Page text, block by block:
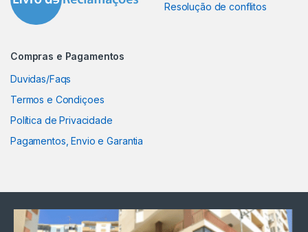
Resolução de conflitos
Compras e Pagamentos
Duvidas/Faqs
Termos e Condiçoes
Política de Privacidade
Pagamentos, Envio e Garantia